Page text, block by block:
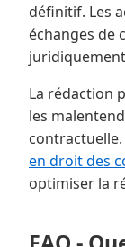
définitif. Les
échanges de
La rédaction
les
en droit des
optimiser la